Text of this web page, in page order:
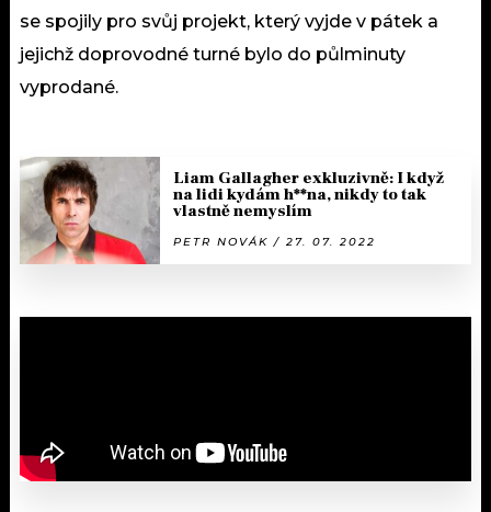
se spojily pro svůj projekt, který vyjde v pátek a
jejichž doprovodné turné bylo do půlminuty
vyprodané.
Liam Gallagher exkluzivně: I když
na lidi kydám h**na, nikdy to tak
vlastně nemyslím
PETR NOVÁK / 27. 07. 2022